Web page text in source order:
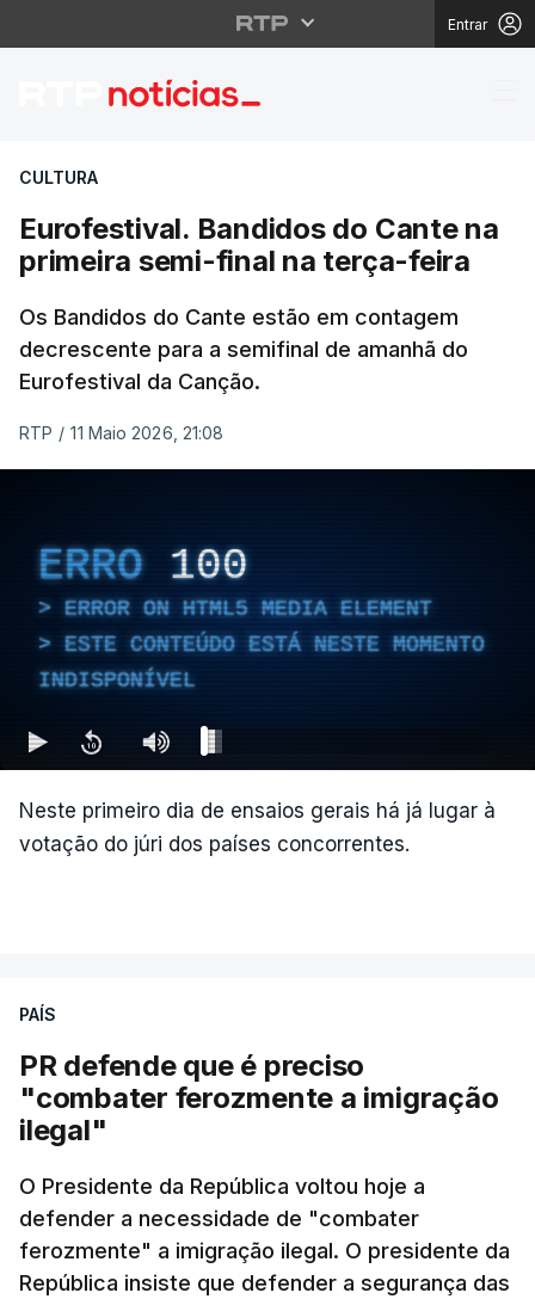
Entrar
Eurofestival.
CULTURA
Eurofestival. Bandidos do Cante na
primeira semi-final na terça-feira
Os Bandidos do Cante estão em contagem
decrescente para a semifinal de amanhã do
Eurofestival da Canção.
RTP / 11 Maio 2026, 21:08
ERRO 100
ERROR ON HTML5 MEDIA ELEMENT
ESTE CONTEÚDO ESTÁ NESTE MOMENTO
INDISPONÍVEL
Neste primeiro dia de ensaios gerais há já lugar à
votação do júri dos países concorrentes.
PAÍS
PR defende que é preciso
"combater ferozmente a imigração
ilegal"
O Presidente da República voltou hoje a
defender a necessidade de "combater
ferozmente" a imigração ilegal. O presidente da
República insiste que defender a segurança das